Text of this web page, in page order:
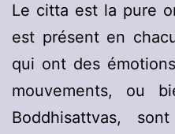
Le citta est la pure
est présent en
qui ont des
mouvements, ou
Boddhisattvas,